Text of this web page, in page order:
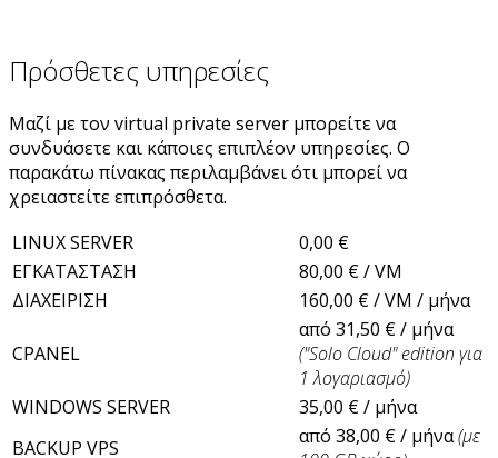
Πρόσθετες υπηρεσίες
Μαζί με τον virtual private server μπορείτε να
συνδυάσετε και κάποιες επιπλέον υπηρεσίες. Ο
παρακάτω πίνακας περιλαμβάνει ότι μπορεί να
χρειαστείτε επιπρόσθετα.
LINUX SERVER
0,00 €
ΕΓΚΑΤΑΣΤΑΣΗ
80,00 € / VM
ΔΙΑΧΕΙΡΙΣΗ
160,00 € / VM / μήνα
CPANEL
από 31,50 € / μήνα
("Solo Cloud" edition για
1 λογαριασμό)
WINDOWS SERVER
35,00 € / μήνα
BACKUP VPS
από 38,00 € / μήνα(με